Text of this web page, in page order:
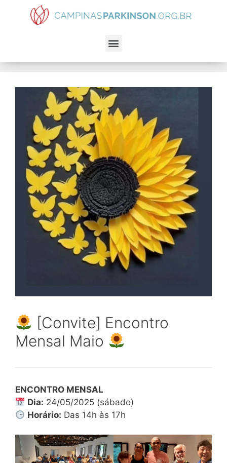
[Convite] Encontro
Mensal Maio
ENCONTRO MENSAL
Dia: 24/05/2025 (sábado)
Horário: Das 14h às 17h